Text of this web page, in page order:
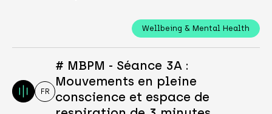
Wellbeing & Mental Health
FR
# MBPM - Séance 3A :
Mouvements en pleine
conscience et espace de